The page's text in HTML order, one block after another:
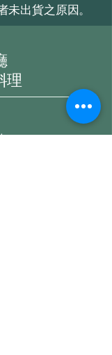
未出貨之原因。
理